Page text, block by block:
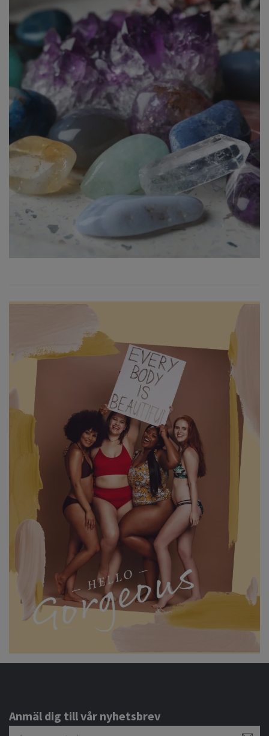
Anmäl dig till vår nyhetsbrev